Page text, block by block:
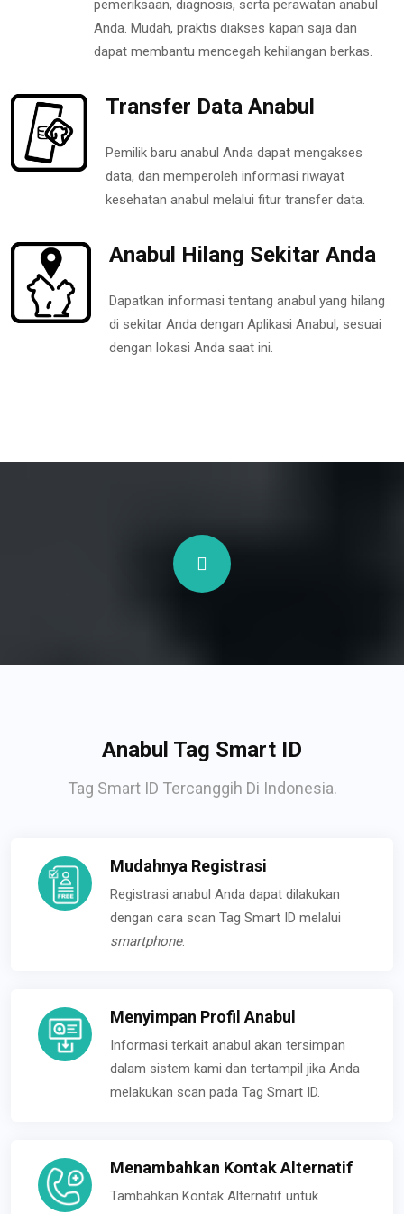
pemeriksaan, diagnosis, serta perawatan anabul
Anda. Mudah, praktis diakses kapan saja dan
dapat membantu mencegah kehilangan berkas.
Transfer Data Anabul
Pemilik baru anabul Anda dapat mengakses
data, dan memperoleh informasi riwayat
kesehatan anabul melalui fitur transfer data.
Anabul Hilang Sekitar Anda
Dapatkan informasi tentang anabul yang hilang
di sekitar Anda dengan Aplikasi Anabul, sesuai
dengan lokasi Anda saat ini.
Anabul Tag Smart ID
Tag Smart ID Tercanggih Di Indonesia.
Mudahnya Registrasi
Registrasi anabul Anda dapat dilakukan
dengan cara scan Tag Smart ID melalui
smartphone.
Menyimpan Profil Anabul
Informasi terkait anabul akan tersimpan
dalam sistem kami dan tertampil jika Anda
melakukan scan pada Tag Smart ID.
Menambahkan Kontak Alternatif
Tambahkan Kontak Alternatif untuk